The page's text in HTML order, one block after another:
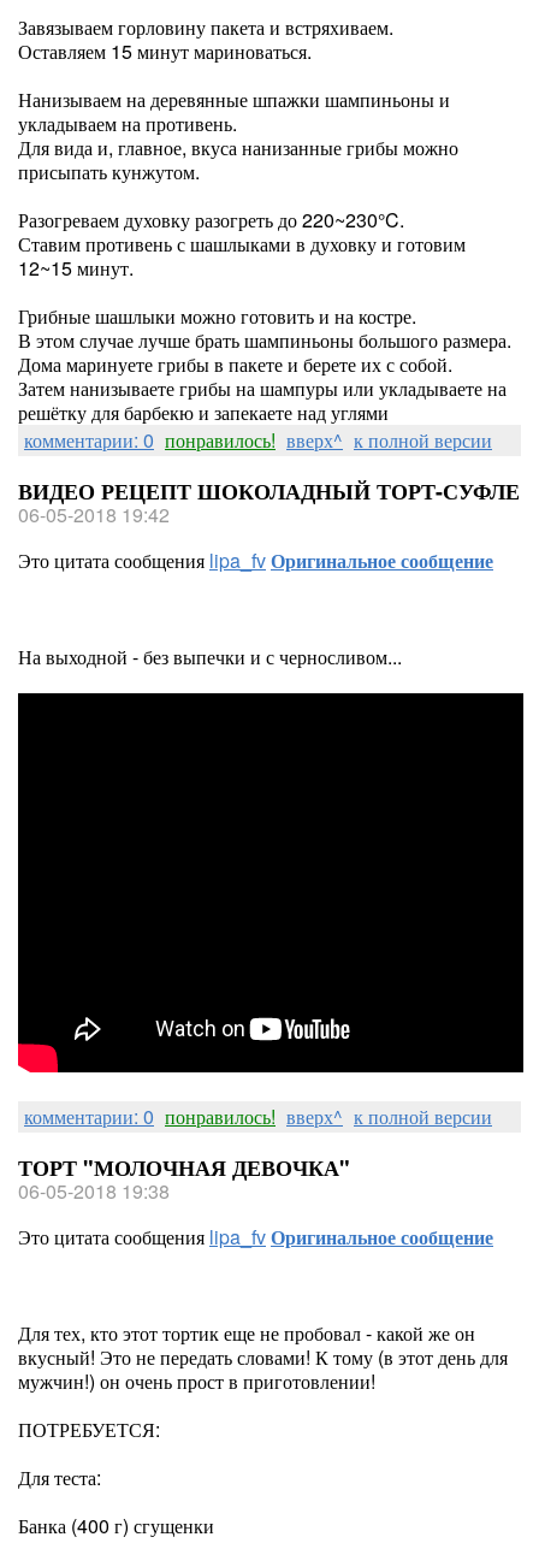
Завязываем горловину пакета и встряхиваем.
Оставляем 15 минут мариноваться.
Нанизываем на деревянные шпажки шампиньоны и
укладываем на противень.
Для вида и, главное, вкуса нанизанные грибы можно
присыпать кунжутом.
Разогреваем духовку разогреть до 220~230°C.
Ставим противень с шашлыками в духовку и готовим
12~15 минут.
Грибные шашлыки можно готовить и на костре.
В этом случае лучше брать шампиньоны большого размера.
Дома маринуете грибы в пакете и берете их с собой.
Затем нанизываете грибы на шампуры или укладываете на
решётку для барбекю и запекаете над углями
комментарии: 0 понравилось! вверх^ к полной версии
ВИДЕО РЕЦЕПТ ШОКОЛАДНЫЙ ТОРТ-СУФЛЕ
06-05-2018 19:42
Это цитата сообщения lipa_fvОригинальное сообщение
На выходной - без выпечки и с черносливом...
комментарии: 0 понравилось! вверх^ к полной версии
ТОРТ "МОЛОЧНАЯ ДЕВОЧКА"
06-05-2018 19:38
Это цитата сообщения lipa_fvОригинальное сообщение
Для тех, кто этот тортик еще не пробовал - какой же он
вкусный! Это не передать словами! К тому (в этот день для
мужчин!) он очень прост в приготовлении!
ПОТРЕБУЕТСЯ:
Для теста:
Банка (400 г) сгущенки